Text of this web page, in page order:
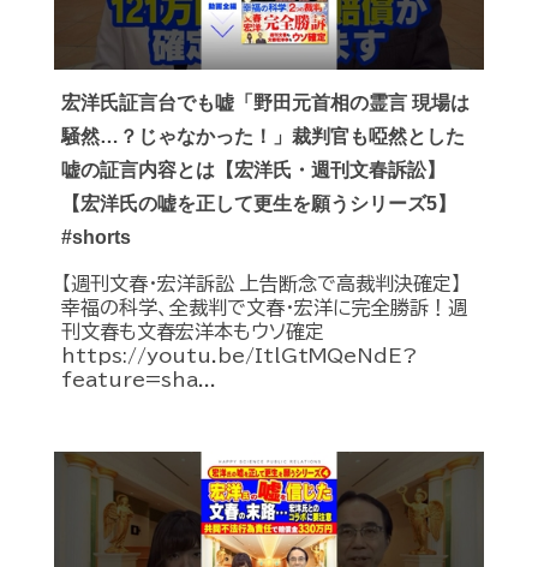
宏洋氏証言台でも嘘「野田元首相の霊言 現場は
騒然…？じゃなかった！」裁判官も啞然とした
嘘の証言内容とは【宏洋氏・週刊文春訴訟】
【宏洋氏の嘘を正して更生を願うシリーズ5】
#shorts
【週刊文春・宏洋訴訟 上告断念で高裁判決確定】
幸福の科学、全裁判で文春・宏洋に完全勝訴！週
刊文春も文春宏洋本もウソ確定
https://youtu.be/ItlGtMQeNdE?
feature=sha...